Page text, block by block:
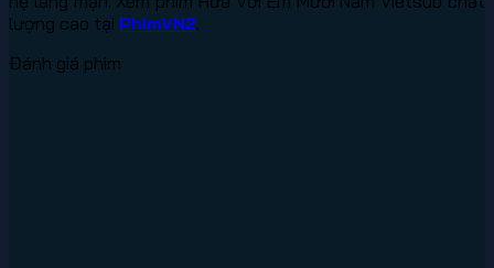
lượng cao tại PhimVN2.
Đánh giá phim